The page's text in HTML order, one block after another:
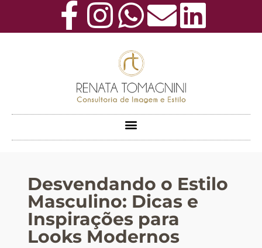
Desvendando o Estilo
Masculino: Dicas e
Inspirações para
Looks Modernos